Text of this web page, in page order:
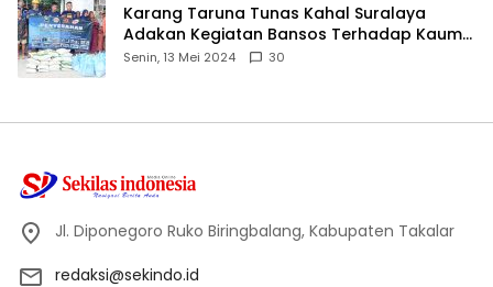
Karang Taruna Tunas Kahal Suralaya
Adakan Kegiatan Bansos Terhadap Kaum
Dhuafa dan Anak Yatim-Piatu
Senin, 13 Mei 2024 30
Jl. Diponegoro Ruko Biringbalang, Kabupaten Takalar
redaksi@sekindo.id